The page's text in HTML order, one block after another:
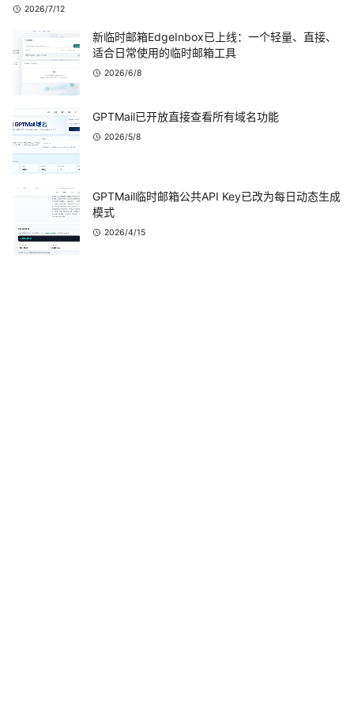
2026/7/12
新临时邮箱EdgeInbox已上线：一个轻量、直接、
适合日常使用的临时邮箱工具
2026/6/8
GPTMail已开放直接查看所有域名功能
2026/5/8
GPTMail临时邮箱公共API Key已改为每日动态生成
模式
2026/4/15